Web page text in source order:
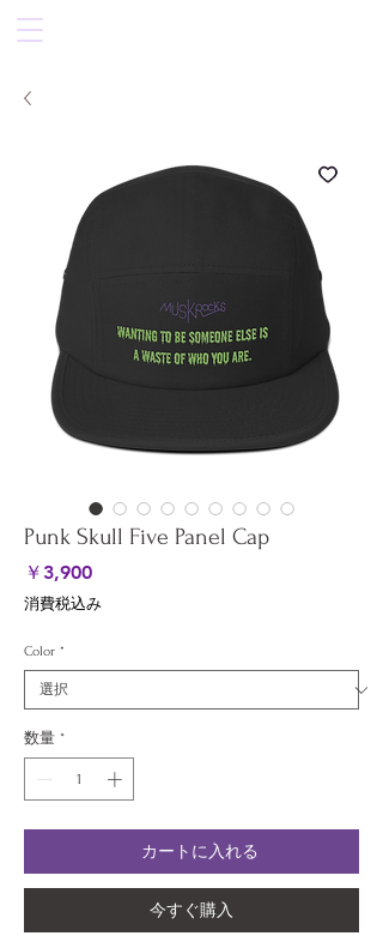
Punk Skull Five Panel Cap
￥3,900価
格
消費税込み
Color *
数量 *
カートに入れる
今すぐ購入